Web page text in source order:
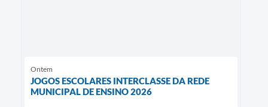
Ontem
JOGOS ESCOLARES INTERCLASSE DA REDE
MUNICIPAL DE ENSINO 2026